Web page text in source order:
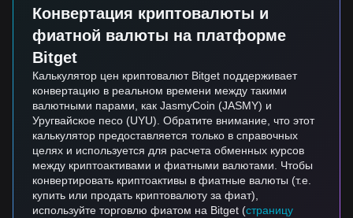
Конвертация криптовалюты и
фиатной валюты на платформе
Bitget
Калькулятор цен криптовалют Bitget поддерживает
конвертацию в реальном времени между такими
валютными парами, как JasmyCoin (JASMY) и
Уругвайское песо (UYU). Обратите внимание, что этот
калькулятор предоставляется только в справочных
целях и используется для расчета обменных курсов
между криптоактивами и фиатными валютами. Чтобы
конвертировать криптоактивы в фиатные валюты (т.е.
купить или продать криптовалюту за фиат),
используйте торговлю фиатом на Bitget (страницу